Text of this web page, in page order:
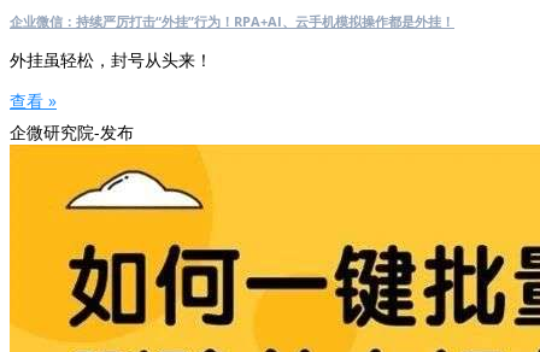
企业微信：持续严厉打击“外挂”行为！RPA+AI、云手机模拟操作都是外挂！
外挂虽轻松，封号从头来！
查看 »
企微研究院-发布